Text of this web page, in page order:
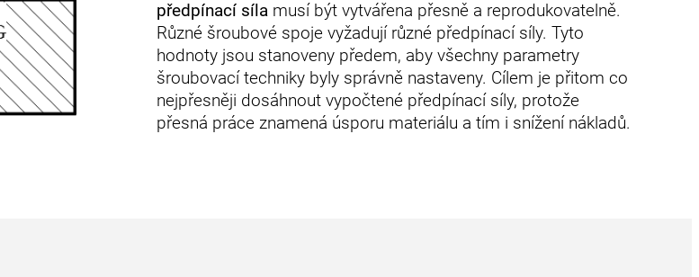
předpínací sílamusí být vytvářena přesně a reprodukovatelně.
Různé šroubové spoje vyžadují různé předpínací síly. Tyto
hodnoty jsou stanoveny předem, aby všechny parametry
šroubovací techniky byly správně nastaveny. Cílem je přitom co
nejpřesněji dosáhnout vypočtené předpínací síly, protože
přesná práce znamená úsporu materiálu a tím i snížení nákladů.